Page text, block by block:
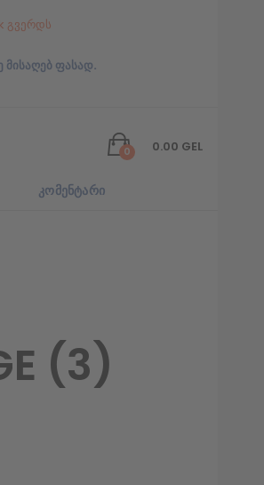
გვერდს
მისაღებ ფასად.
0 0.00 GEL
ᲙᲝᲛᲔᲜᲢᲐᲠᲘ
(3)